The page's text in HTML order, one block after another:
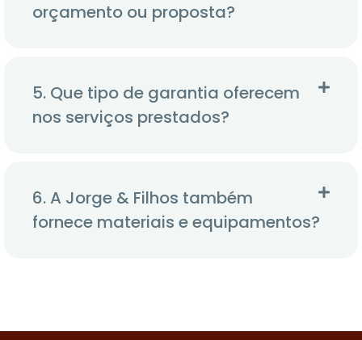
orçamento ou proposta?
5. Que tipo de garantia oferecem
nos serviços prestados?
6. A Jorge & Filhos também
fornece materiais e equipamentos?